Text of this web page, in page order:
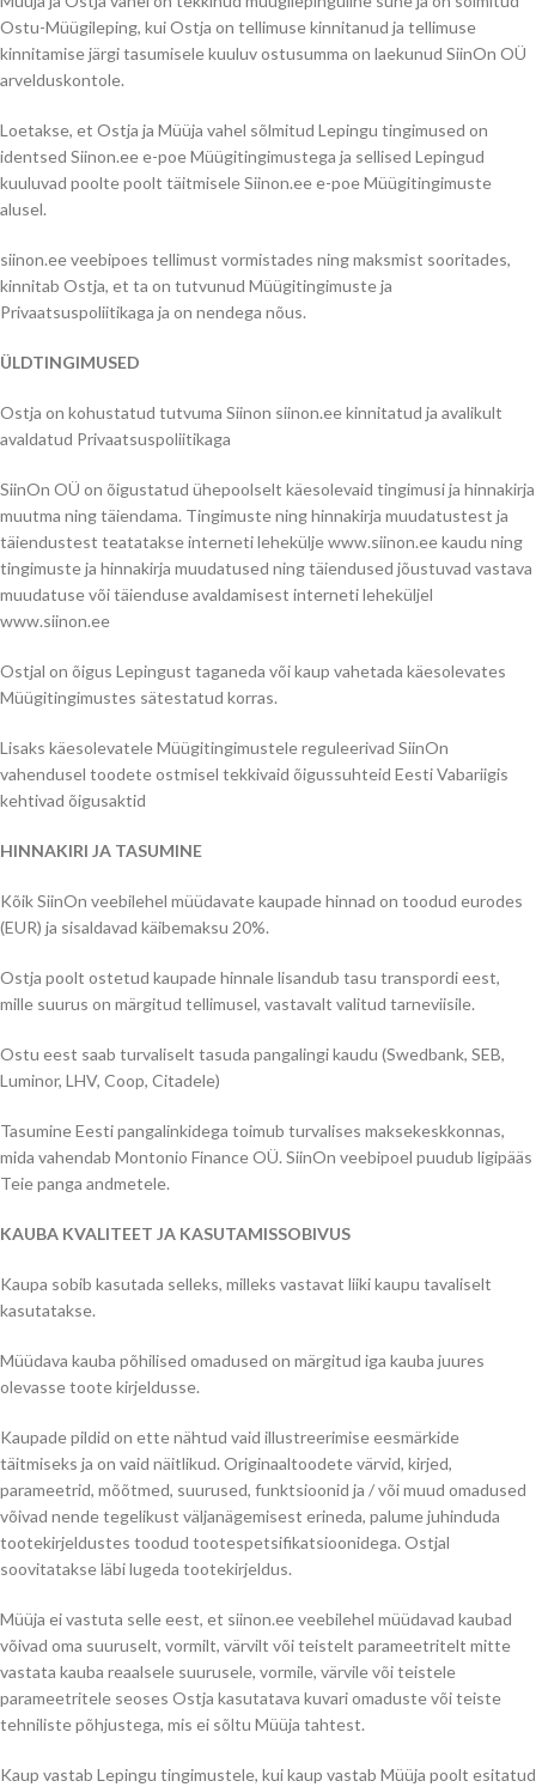
Ostu-Müügileping, kui Ostja on tellimuse kinnitanud ja tellimuse
kinnitamise järgi tasumisele kuuluv ostusumma on laekunud SiinOn OÜ
arvelduskontole.
Loetakse, et Ostja ja Müüja vahel sõlmitud Lepingu tingimused on
identsed Siinon.ee e-poe Müügitingimustega ja sellised Lepingud
kuuluvad poolte poolt täitmisele Siinon.ee e-poe Müügitingimuste
alusel.
siinon.ee veebipoes tellimust vormistades ning maksmist sooritades,
kinnitab Ostja, et ta on tutvunud Müügitingimuste ja
Privaatsuspoliitikaga ja on nendega nõus.
ÜLDTINGIMUSED
Ostja on kohustatud tutvuma Siinon siinon.ee kinnitatud ja avalikult
avaldatud Privaatsuspoliitikaga
SiinOn OÜ on õigustatud ühepoolselt käesolevaid tingimusi ja hinnakirja
muutma ning täiendama. Tingimuste ning hinnakirja muudatustest ja
täiendustest teatatakse interneti lehekülje www.siinon.ee kaudu ning
tingimuste ja hinnakirja muudatused ning täiendused jõustuvad vastava
muudatuse või täienduse avaldamisest interneti leheküljel
www.siinon.ee
Ostjal on õigus Lepingust taganeda või kaup vahetada käesolevates
Müügitingimustes sätestatud korras.
Lisaks käesolevatele Müügitingimustele reguleerivad SiinOn
vahendusel toodete ostmisel tekkivaid õigussuhteid Eesti Vabariigis
kehtivad õigusaktid
HINNAKIRI JA TASUMINE
Kõik SiinOn veebilehel müüdavate kaupade hinnad on toodud eurodes
(EUR) ja sisaldavad käibemaksu 20%.
Ostja poolt ostetud kaupade hinnale lisandub tasu transpordi eest,
mille suurus on märgitud tellimusel, vastavalt valitud tarneviisile.
Ostu eest saab turvaliselt tasuda pangalingi kaudu (Swedbank, SEB,
Luminor, LHV, Coop, Citadele)
Tasumine Eesti pangalinkidega toimub turvalises maksekeskkonnas,
mida vahendab Montonio Finance OÜ. SiinOn veebipoel puudub ligipääs
Teie panga andmetele.
KAUBA KVALITEET JA KASUTAMISSOBIVUS
Kaupa sobib kasutada selleks, milleks vastavat liiki kaupu tavaliselt
kasutatakse.
Müüdava kauba põhilised omadused on märgitud iga kauba juures
olevasse toote kirjeldusse.
Kaupade pildid on ette nähtud vaid illustreerimise eesmärkide
täitmiseks ja on vaid näitlikud. Originaaltoodete värvid, kirjed,
parameetrid, mõõtmed, suurused, funktsioonid ja / või muud omadused
võivad nende tegelikust väljanägemisest erineda, palume juhinduda
tootekirjeldustes toodud tootespetsifikatsioonidega. Ostjal
soovitatakse läbi lugeda tootekirjeldus.
Müüja ei vastuta selle eest, et siinon.ee veebilehel müüdavad kaubad
võivad oma suuruselt, vormilt, värvilt või teistelt parameetritelt mitte
vastata kauba reaalsele suurusele, vormile, värvile või teistele
parameetritele seoses Ostja kasutatava kuvari omaduste või teiste
tehniliste põhjustega, mis ei sõltu Müüja tahtest.
Kaup vastab Lepingu tingimustele, kui kaup vastab Müüja poolt esitatud